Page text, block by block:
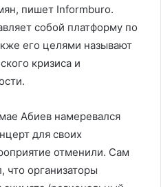
пишет Informburo.
собой платформу по
его целями называют
кризиса и
Абиев намеревался
для своих
отменили. Сам
что организаторы